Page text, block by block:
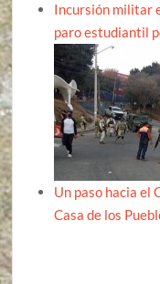
Incursión militar
paro estudiantil
Un paso hacia el
Casa de los